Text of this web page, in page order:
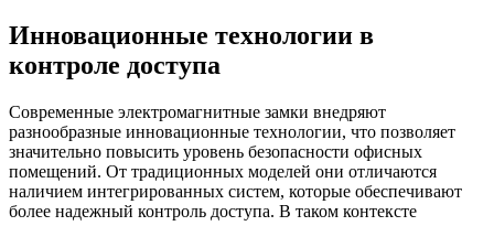
Инновационные технологии в
контроле доступа
Современные электромагнитные замки внедряют
разнообразные инновационные технологии, что позволяет
значительно повысить уровень безопасности офисных
помещений. От традиционных моделей они отличаются
наличием интегрированных систем, которые обеспечивают
более надежный контроль доступа. В таком контексте